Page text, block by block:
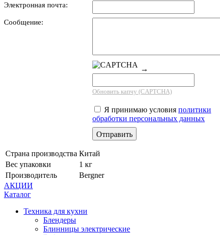
Электронная почта:
Сообщение:
→
Обновить капчу (CAPTCHA)
Я принимаю условия политики
обработки персональных данных
Страна производства Китай
Вес упаковки
1 кг
Производитель
Bergner
АКЦИИ
Каталог
Техника для кухни
Блендеры
Блинницы электрические